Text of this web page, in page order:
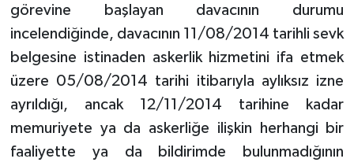
görevine başlayan davacının durumu
incelendiğinde, davacının 11/08/2014 tarihli sevk
belgesine istinaden askerlik hizmetini ifa etmek
üzere 05/08/2014 tarihi itibarıyla aylıksız izne
ayrıldığı, ancak 12/11/2014 tarihine kadar
memuriyete ya da askerliğe ilişkin herhangi bir
faaliyette ya da bildirimde bulunmadığının